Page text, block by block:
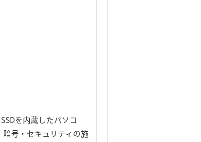
を内蔵したパソコ
号・セキュリティの施